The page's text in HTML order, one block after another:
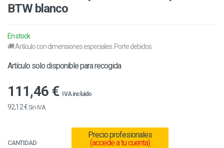
BTW blanco
En stock
🚚 Artículo con dimensiones especiales. Porte debidos.
Artículo solo disponible para recogida
111,46 € IVA incluido
92,12 €Sin IVA
CANTIDAD
Precio profesionales
(accede a tu cuenta)